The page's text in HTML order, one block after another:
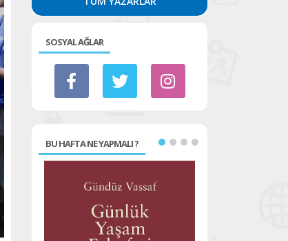
SOSYAL AĞLAR
BU HAFTA NE YAPMALI ?